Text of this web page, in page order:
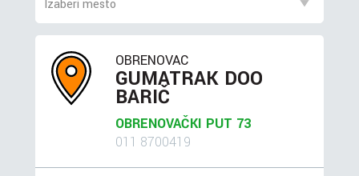
OBRENOVAC
GUMATRAK DOO
BARIČ
OBRENOVAČKI PUT 73
011 8700419